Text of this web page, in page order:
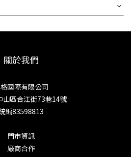
關於我們
國際有限公司
山區合江街73巷14號
編83598813
門市資訊
廠商合作